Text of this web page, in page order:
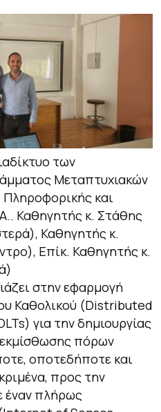
των
Μεταπτυχιακών
και
Καθηγητής κ. Στάθης
Καθηγητής κ.
Επίκ. Καθηγητής κ.
στην εφαρμογή
Καθολικού (Distributed
για την δημιουργίας
πόρων
οποτεδήποτε και
προς την
έναν πλήρως